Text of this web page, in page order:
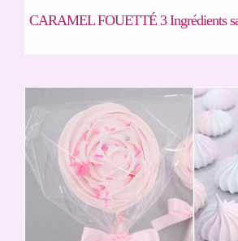
CARAMEL FOUETTÉ 3 Ingrédients